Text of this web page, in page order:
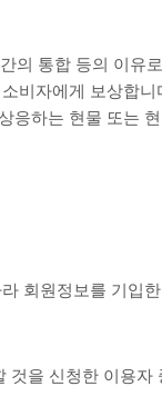
의 통합 등의 이유
비자에게 보상합
응하는 현물 또는
회원정보를 기입
것을 신청한 이용